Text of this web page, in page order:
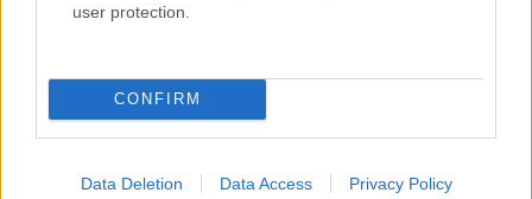
user protection.
CONFIRM
Data Deletion Data Access Privacy Policy